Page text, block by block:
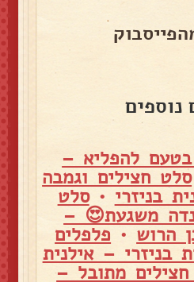
נוספים
להפליא –
סלט חצילים וגמבה
בניזרי •סלט
משגעת😍 –
הרוש • פלפלים
בניזרי – אילנית
מתובל –